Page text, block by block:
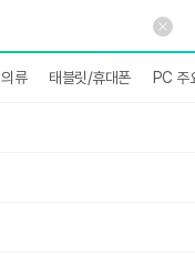
의류 태블릿/휴대폰 PC 주